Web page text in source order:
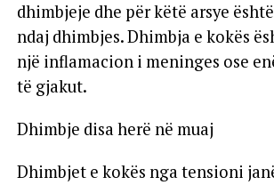
dhimbjeje dhe për këtë arsye
ndaj dhimbjes. Dhimbja e kokës
një inflamacion i meninges ose
të gjakut.
Dhimbje disa herë në muaj
Dhimbjet e kokës nga tensioni